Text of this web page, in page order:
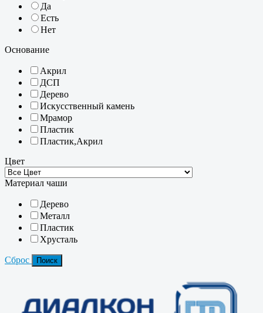
Да
Есть
Нет
Основание
Акрил
ДСП
Дерево
Искусственный камень
Мрамор
Пластик
Пластик,Акрил
Цвет
Материал чаши
Дерево
Металл
Пластик
Хрусталь
Сброс